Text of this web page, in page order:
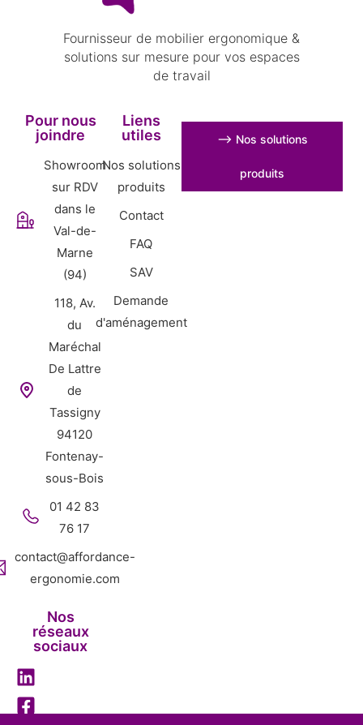
Fournisseur de mobilier ergonomique &
solutions sur mesure pour vos espaces
de travail
Pour nous
joindre
Showroom
sur RDV
dans le
Val-de-
Marne
(94)
118, Av.
du
Maréchal
De Lattre
de
Tassigny
94120
Fontenay-
sous-Bois
01 42 83
76 17
contact@affordance-
ergonomie.com
Nos
réseaux
sociaux
Liens
utiles
Nos solutions
produits
Contact
FAQ
SAV
Demande
d'aménagement
⟶ Nos solutions
produits